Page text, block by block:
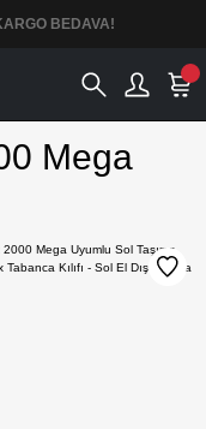
BEDAVA!
Mega